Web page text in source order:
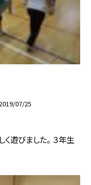
07/25
く遊びました。 ３年生